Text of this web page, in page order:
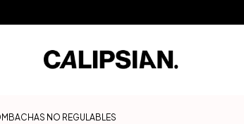
NO REGULABLES